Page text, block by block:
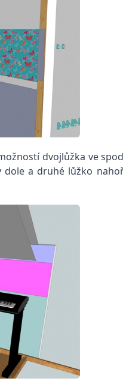
dvojlůžka ve
a druhé lůžko